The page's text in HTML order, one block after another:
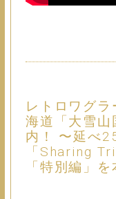
レトロワグ
海道「⼤雪⼭
内！ 〜延べ
「Sharing
「特別編」